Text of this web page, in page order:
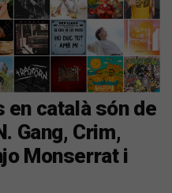
en català són de
Gang, Crim,
Monserrat i